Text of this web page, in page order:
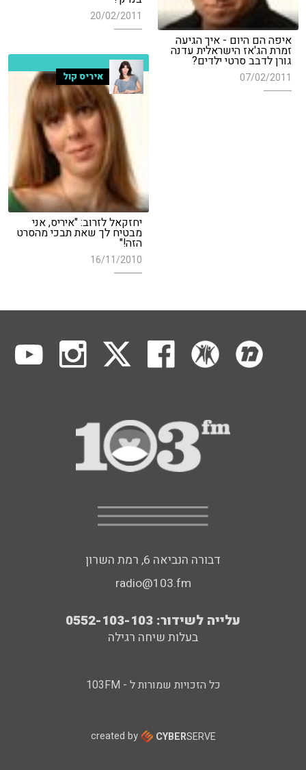
20/02/2011
איפה הם היום - איך הגיעה
זמרת הג'אז הישראלית עדנה
גורן לדבב סרטי ילדים?
07/02/2011 איריס קול
יחזקאל לזרוב: "איריס, אני
מבטיח לך שאת תבכי מהסרט
הזה!"
16/11/2010
דבורה הנביאה 6, רמת השרון
radio@103.fm
עלייה לשידור: 0552-103-103
בעלות שיחה רגילה
כל הזכויות שמורות ל - 103FM
created by CYBERSERVE